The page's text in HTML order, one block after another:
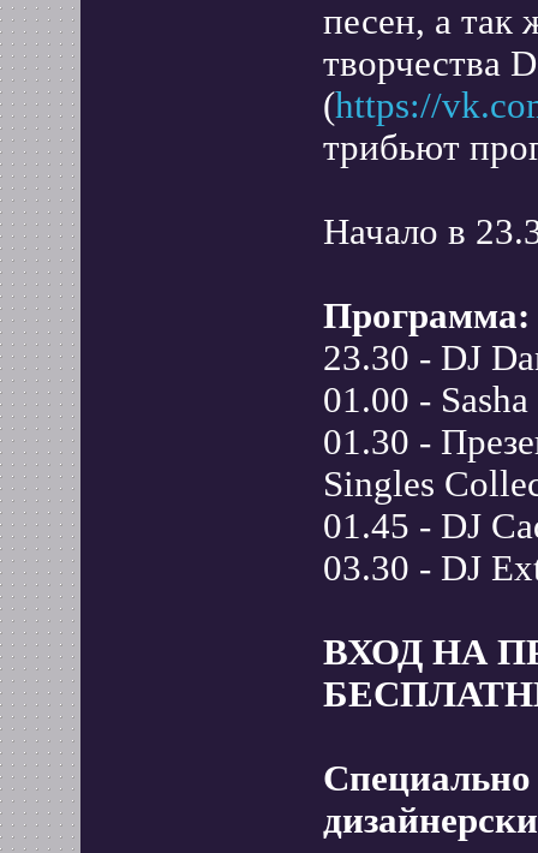
песен, а так
творчества
(https://
трибьют
Начало в
Программа:
23.30 - DJ
01.00 -
01.30 -
Singles
01.45 - DJ
03.30 - DJ
ВХОД НА